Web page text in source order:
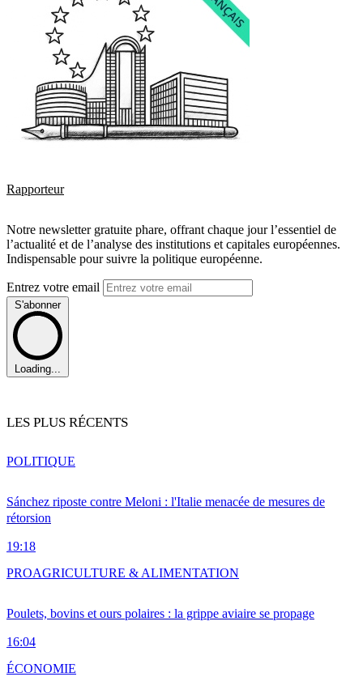
Rapporteur
Notre newsletter gratuite phare, offrant chaque jour l’essentiel de
l’actualité et de l’analyse des institutions et capitales européennes.
Indispensable pour suivre la politique européenne.
Entrez votre email
S'abonner
Loading...
LES PLUS RÉCENTS
Sánchez riposte contre Meloni : l'Italie menacée de mesures de
rétorsion
19:18
POLITIQUE
Poulets, bovins et ours polaires : la grippe aviaire se propage
16:04
PROAGRICULTURE & ALIMENTATION
ÉCONOMIE